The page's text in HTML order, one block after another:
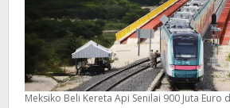
Meksiko Beli Kereta Api Senilai 900 Juta Euro